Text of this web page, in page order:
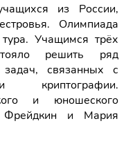
из России,
Олимпиада
Учащимся трёх
решить ряд
задач, связанных с
криптографии.
и юношеского
Фрейдкин и Мария